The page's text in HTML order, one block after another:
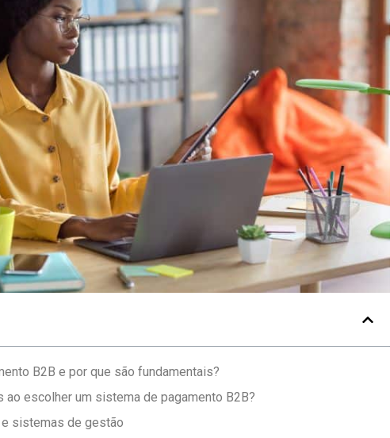
B2B e por que são fundamentais?
escolher um sistema de pagamento B2B?
sistemas de gestão